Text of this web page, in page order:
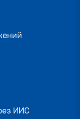
ИИС